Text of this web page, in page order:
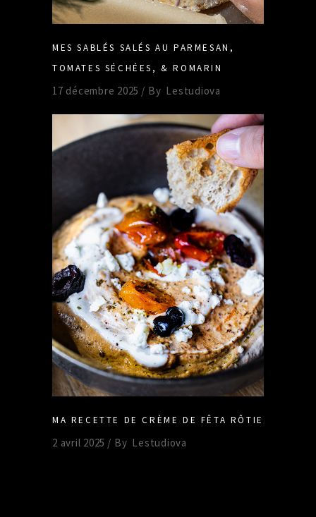
MES SABLÉS SALÉS AU PARMESAN,
TOMATES SÉCHÉES, & ROMARIN
17 décembre 2025 By Lestudiova
MA RECETTE DE CRÈME DE FÊTA RÔTIE
2 avril 2025 By Lestudiova